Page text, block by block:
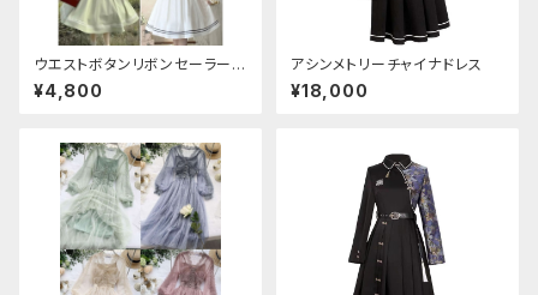
ウエストボタンリボンセーラーワ
ンピース
¥4,800
アシンメトリーチャイナドレス
¥18,000